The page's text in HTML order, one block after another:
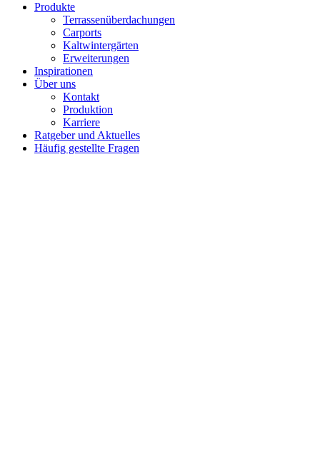
Produkte
Terrassenüberdachungen
Carports
Kaltwintergärten
Erweiterungen
Inspirationen
Über uns
Kontakt
Produktion
Karriere
Ratgeber und Aktuelles
Häufig gestellte Fragen